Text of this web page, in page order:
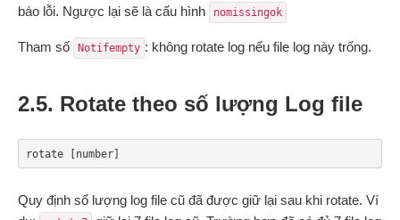
báo lỗi. Ngược lại sẽ là cấu hình
nomissingok
Tham số Notifempty : không rotate log nếu file log này trống.
2.5. Rotate theo số lượng Log file
rotate [number]
Quy định số lượng log file cũ đã được giữ lại sau khi rotate. Ví